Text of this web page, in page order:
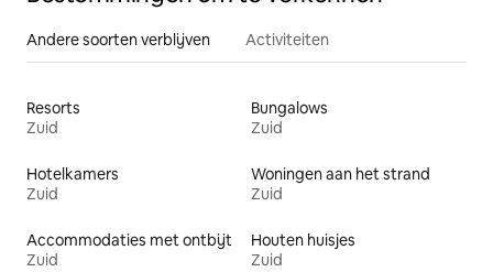
Andere soorten verblijven Activiteiten
Resorts
Zuid
Bungalows
Zuid
Hotelkamers
Zuid
Woningen aan het strand
Zuid
Accommodaties met ontbijt
Zuid
Houten huisjes
Zuid